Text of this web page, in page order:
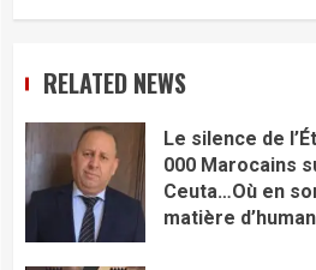
RELATED NEWS
Le silence de
000 Marocains
Ceuta…Où en
matière